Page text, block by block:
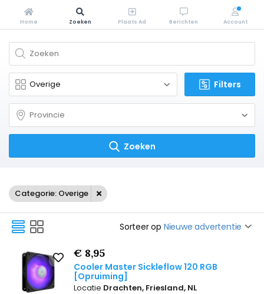
Filters
Zoeken
Categorie: Overige
Sorteer op Nieuwe advertentie
€ 8,95
Cooler Master Sickleflow 120 RGB
[Opruiming]
Locatie Drachten, Friesland, NL
Home Zoeken Plaats Ad Berichten Account